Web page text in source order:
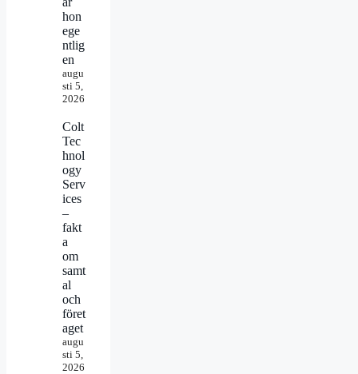
hon
ege
ntlig
en
augu
sti 5,
2026
Colt
Tec
hnol
ogy
Serv
ices
–
fakt
a
om
samt
al
och
föret
aget
augu
sti 5,
2026